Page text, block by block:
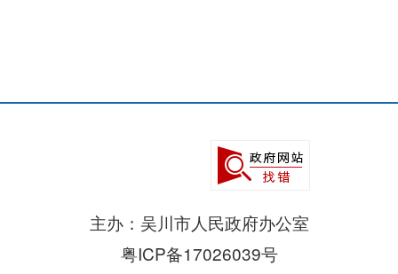
主办：吴川市人民政府办公室
粤ICP备17026039号